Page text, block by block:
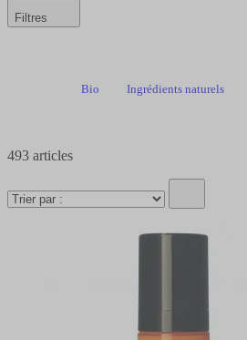
Filtres
Bio Ingrédients naturels
493 articles